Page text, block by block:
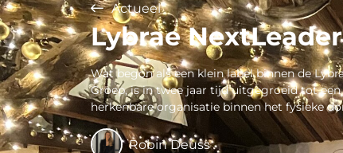
Actueel
Lybrae
Wat begon als een klein label binnen de
Groep, is in twee jaar tijd uitgegroeid tot
herkenbare organisatie binnen het fysieke
Robin Deuss